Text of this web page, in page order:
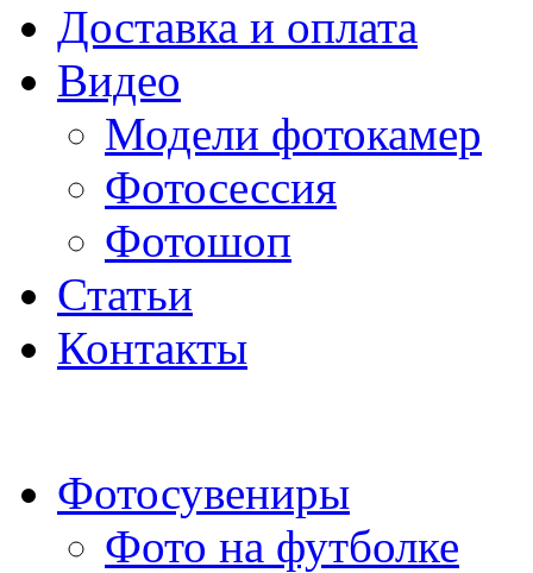
Доставка и оплата
Видео
Модели фотокамер
Фотосессия
Фотошоп
Статьи
Контакты
Фотосувениры
Фото на футболке